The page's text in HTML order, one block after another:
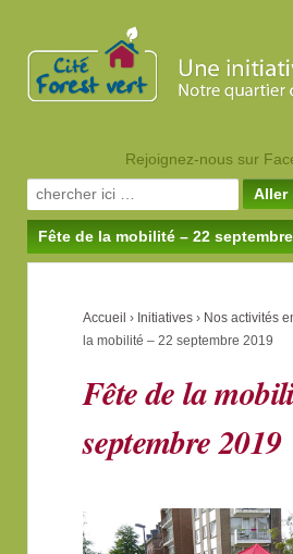
Rejoignez-nous sur
Search for:
Fête de la mobilité – 22
Accueil › Initiatives › Nos activités
la mobilité – 22 septembre 2019
Fête de la
septembre 2019